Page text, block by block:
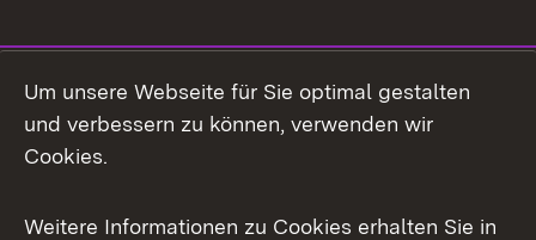
Facebook
X / Twitter
Um unsere Webseite für Sie optimal gestalten
und verbessern zu können, verwenden wir
Cookies.
Weitere Informationen zu Cookies erhalten Sie in